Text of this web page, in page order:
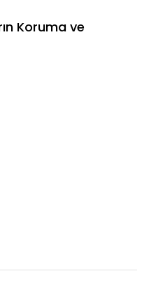
Koruma ve